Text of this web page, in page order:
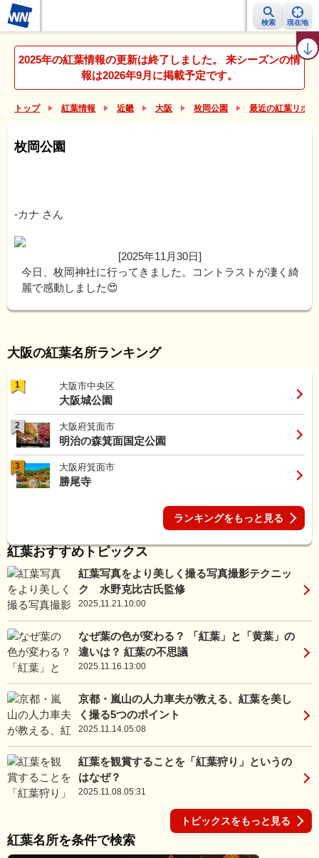
検索 現在地
紅葉レーダー 紅葉ニュース 京都 見頃カレンダー 名所ランキング
2025年の紅葉情報の更新は終了しました。 来シーズンの情
報は2026年9月に掲載予定です。
トップ 紅葉情報 近畿 大阪 枚岡公園 最近の紅葉リポ
枚岡公園
-カナ さん
[2025年11月30日]
今日、枚岡神社に行ってきました。コントラストが凄く綺
麗で感動しました😍
大阪の紅葉名所ランキング
1 大阪市中央区
大阪城公園
2 大阪府箕面市
明治の森箕面国定公園
3 大阪府箕面市
勝尾寺
ランキングをもっと見る
紅葉おすすめトピックス
紅葉写真をより美しく撮る写真撮影テクニッ
ク 水野克比古氏監修
2025.11.21.10:00
なぜ葉の色が変わる？ 「紅葉」と「黄葉」の
違いは？ 紅葉の不思議
2025.11.16.13:00
京都・嵐山の人力車夫が教える、紅葉を美し
く撮る5つのポイント
2025.11.14.05:08
紅葉を観賞することを「紅葉狩り」というの
はなぜ？
2025.11.08.05:31
トピックスをもっと見る
紅葉名所を条件で検索